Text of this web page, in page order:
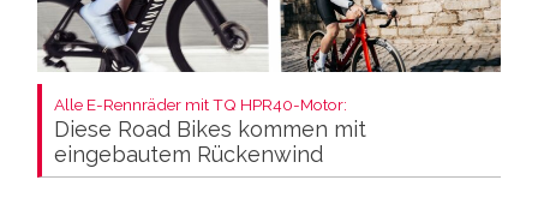
Alle E-Rennräder mit TQ HPR40-Motor:
Diese Road Bikes kommen mit
eingebautem Rückenwind